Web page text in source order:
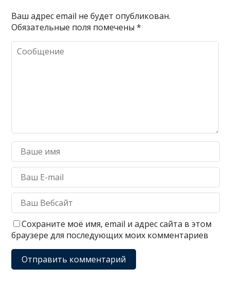
Ваш адрес email не будет опубликован.
Обязательные поля помечены*
Сохраните моё имя, email и адрес сайта в этом
браузере для последующих моих комментариев